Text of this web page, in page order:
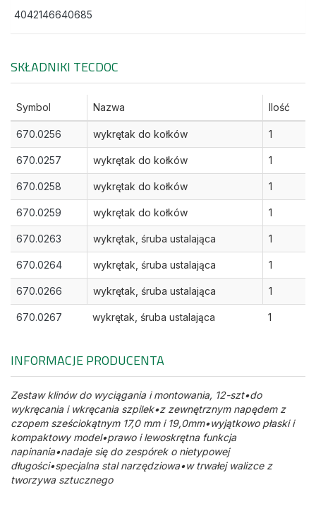
4042146640685
SKŁADNIKI TECDOC
Symbol Nazwa Ilość
670.0256 wykrętak do kołków 1
670.0257 wykrętak do kołków 1
670.0258 wykrętak do kołków 1
670.0259 wykrętak do kołków 1
670.0263 wykrętak, śruba ustalająca 1
670.0264 wykrętak, śruba ustalająca 1
670.0266 wykrętak, śruba ustalająca 1
670.0267 wykrętak, śruba ustalająca 1
INFORMACJE PRODUCENTA
Zestaw klinów do wyciągania i montowania, 12-szt•do
wykręcania i wkręcania szpilek•z zewnętrznym napędem z
czopem sześciokątnym 17,0 mm i 19,0mm•wyjątkowo płaski i
kompaktowy model•prawo i lewoskrętna funkcja
napinania•nadaje się do zespórek o nietypowej
długości•specjalna stal narzędziowa•w trwałej walizce z
tworzywa sztucznego